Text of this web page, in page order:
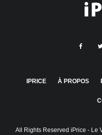
IPRICE À PROPOS
All Rights Reserved iPrice - Le